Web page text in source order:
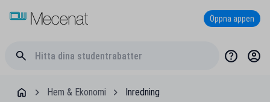
Öppna appen
Hem & Ekonomi Inredning